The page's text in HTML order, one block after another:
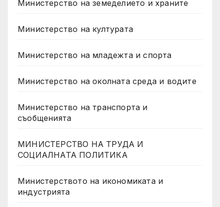
Министерство на земеделието и храните
Министерство на културата
Министерство на младежта и спорта
Министерство на околната среда и водите
Министерство на транспорта и
съобщенията
МИНИСТЕРСТВО НА ТРУДА И
СОЦИАЛНАТА ПОЛИТИКА
Министерството на икономиката и
индустрията